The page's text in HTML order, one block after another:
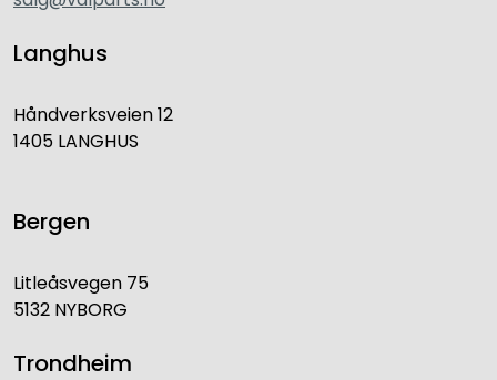
Langhus
Håndverksveien 12
1405 LANGHUS
Bergen
Litleåsvegen 75
5132 NYBORG
Trondheim